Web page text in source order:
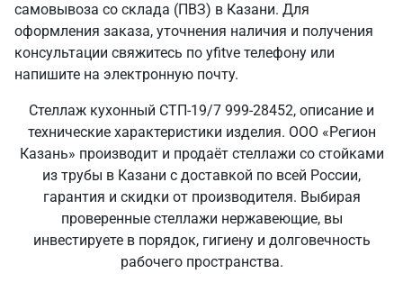
самовывоза со склада (ПВЗ) в Казани. Для
оформления заказа, уточнения наличия и получения
консультации свяжитесь по yfitve телефону или
напишите на электронную почту.
Стеллаж кухонный СТП-19/7 999-28452, описание и
технические характеристики изделия. ООО «Регион
Казань» производит и продаёт стеллажи со стойками
из трубы в Казани с доставкой по всей России,
гарантия и скидки от производителя. Выбирая
проверенные стеллажи нержавеющие, вы
инвестируете в порядок, гигиену и долговечность
рабочего пространства.